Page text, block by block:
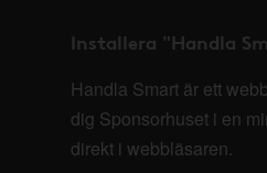
Installera "Handla
Handla Smart är ett
dig Sponsorhuset i en
direkt i webbläsaren.